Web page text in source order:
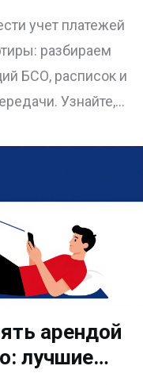
передачи
учет платежей
разбираем
БСО, расписок и
Узнайте,
арендой
лучшие